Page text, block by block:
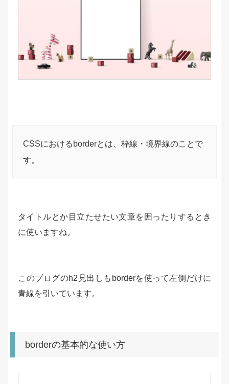
CSSにおけるborderとは、枠線・境界線のことで
す。
タイトルとか目立たせたい文章を囲ったりするとき
に使いますね。
このブログのh2見出しもborderを使って左側だけに
青線を引いています。
borderの基本的な使い方